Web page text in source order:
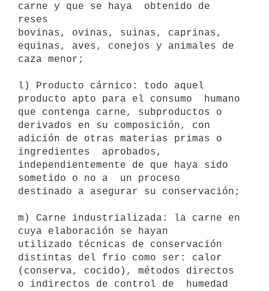
carne y que se haya  obtenido de
reses
bovinas, ovinas, suinas, caprinas,
equinas, aves, conejos y animales de
caza menor;
l) Producto cárnico: todo aquel
producto apto para el consumo  humano
que contenga carne, subproductos o
derivados en su composición, con
adición de otras materias primas o
ingredientes  aprobados,
independientemente de que haya sido
sometido o no a  un proceso
destinado a asegurar su conservación;
m) Carne industrializada: la carne en
cuya elaboración se hayan
utilizado técnicas de conservación
distintas del frio como ser: calor
(conserva, cocido), métodos directos
o indirectos de control de  humedad